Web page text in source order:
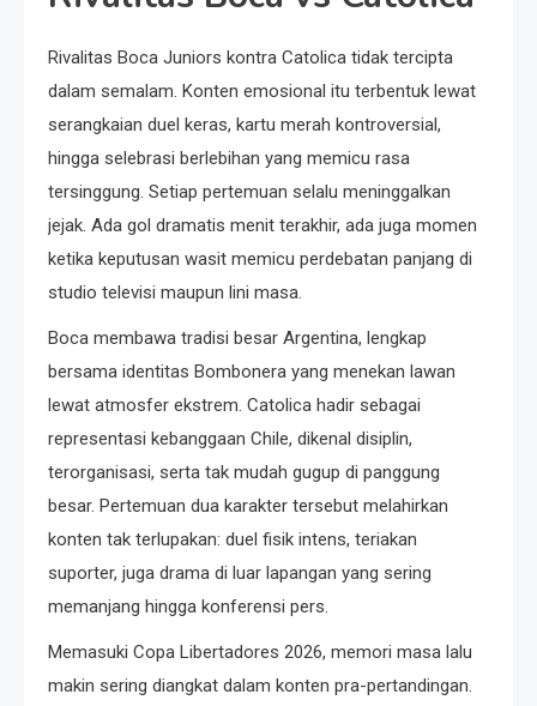
Rivalitas Boca Juniors kontra Catolica tidak tercipta
dalam semalam. Konten emosional itu terbentuk lewat
serangkaian duel keras, kartu merah kontroversial,
hingga selebrasi berlebihan yang memicu rasa
tersinggung. Setiap pertemuan selalu meninggalkan
jejak. Ada gol dramatis menit terakhir, ada juga momen
ketika keputusan wasit memicu perdebatan panjang di
studio televisi maupun lini masa.
Boca membawa tradisi besar Argentina, lengkap
bersama identitas Bombonera yang menekan lawan
lewat atmosfer ekstrem. Catolica hadir sebagai
representasi kebanggaan Chile, dikenal disiplin,
terorganisasi, serta tak mudah gugup di panggung
besar. Pertemuan dua karakter tersebut melahirkan
konten tak terlupakan: duel fisik intens, teriakan
suporter, juga drama di luar lapangan yang sering
memanjang hingga konferensi pers.
Memasuki Copa Libertadores 2026, memori masa lalu
makin sering diangkat dalam konten pra-pertandingan.